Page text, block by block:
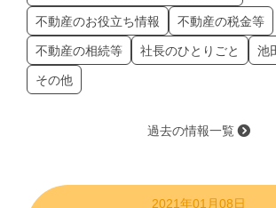
不動産のお役立ち情報 不動産の税金等
不動産の相続等 社長のひとりごと 池
その他
過去の情報一覧
2021年01月08日